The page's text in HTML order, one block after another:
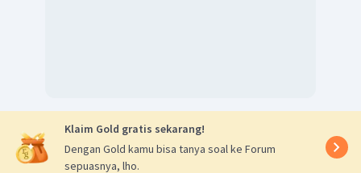
Klaim Gold gratis sekarang!
Dengan Gold kamu bisa tanya soal ke Forum
sepuasnya, lho.